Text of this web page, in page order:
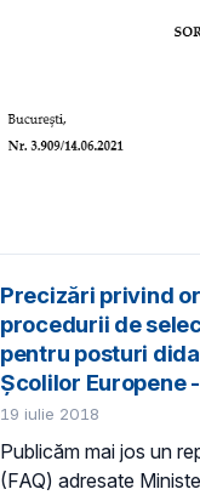
Precizări privind
procedurii de
pentru posturi
Școlilor Europene
19 iulie 2018
Publicăm mai jos un
(FAQ) adresate